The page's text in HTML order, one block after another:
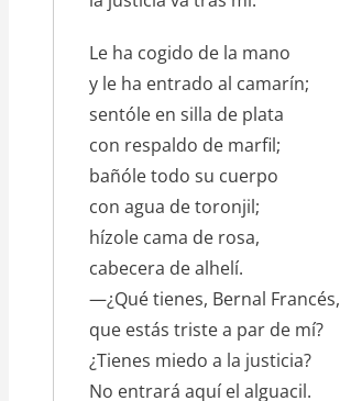
Le ha cogido de la mano
y le ha entrado al camarín;
sentóle en silla de plata
con respaldo de marfil;
bañóle todo su cuerpo
con agua de toronjil;
hízole cama de rosa,
cabecera de alhelí.
—¿Qué tienes, Bernal Francés,
que estás triste a par de mí?
¿Tienes miedo a la justicia?
No entrará aquí el alguacil.